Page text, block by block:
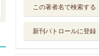
この著者名で検索する
新刊パトロールに登録
東京創元社
猫の耳に甘い唄を